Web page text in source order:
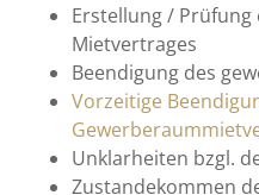
Erstellung / Prüfung
Mietvertrages
Beendigung des
Vorzeitige
Unklarheiten bzgl.
Zustandekommen